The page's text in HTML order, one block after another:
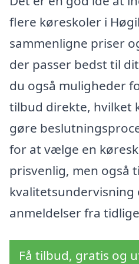
flere køreskoler i
sammenligne priser
der passer bedst til
du også muligheder
tilbud direkte, hvilket
gøre
for at vælge en
prisvenlig, men også
kvalitetsundervisning
anmeldelser fra
Få tilbud, gratis og